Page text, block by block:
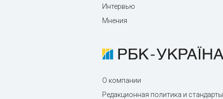
Интервью
Мнения
О компании
Редакционная политика и стандарты